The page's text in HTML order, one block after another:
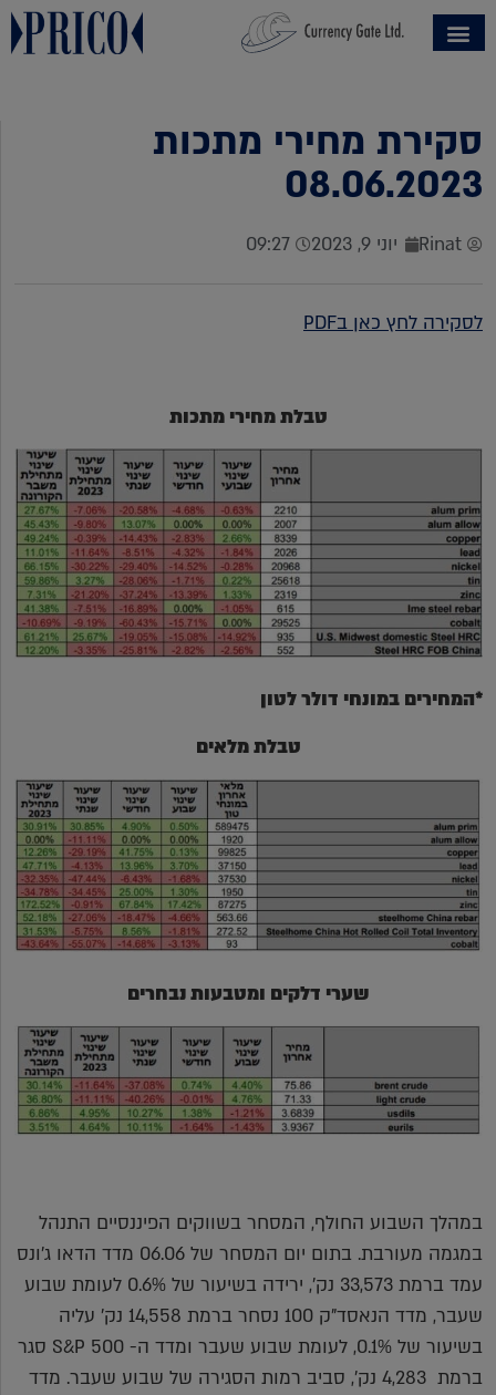
סקירת מחירי מתכות
08.06.2023
Rinat יוני 9, 2023 09:27
לסקירה לחץ כאן בPDF
טבלת מחירי מתכות
*המחירים במונחי דולר לטון
טבלת מלאים
שערי דלקים ומטבעות נבחרים
במהלך השבוע החולף, המסחר בשווקים הפיננסיים התנהל
במגמה מעורבת. בתום יום המסחר של 06.06 מדד הדאו ג'ונס
עמד ברמת 33,573 נק', ירידה בשיעור של 0.6% לעומת שבוע
שעבר, מדד הנאסד"ק 100 נסחר ברמת 14,558 נק' עליה
בשיעור של 0.1%, לעומת שבוע שעבר ומדד ה- S&P 500 סגר
ברמת 4,283 נק', סביב רמות הסגירה של שבוע שעבר. מדד